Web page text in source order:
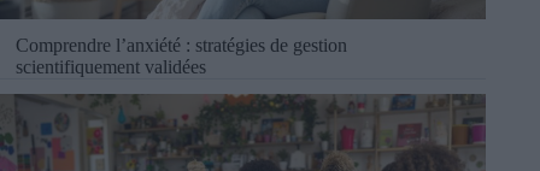
Comprendre l’anxiété : stratégies de gestion
scientifiquement validées